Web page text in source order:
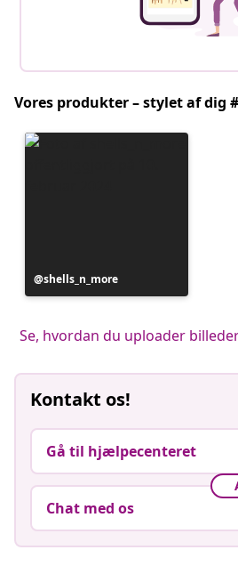
Vores produkter – stylet af dig
Opslag
offentliggjort
shells_n_more
Se, hvordan du uploader
Kontakt os!
Gå til hjælpecenteret
Chat med os